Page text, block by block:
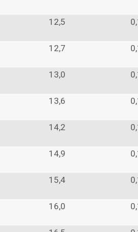
12,5
12,7
13,0
13,6
14,2
14,9
15,4
16,0